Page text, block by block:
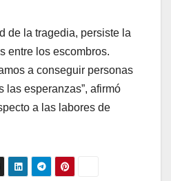
de la tragedia, persiste la
entre los escombros.
a conseguir personas
las esperanzas”, afirmó
a las labores de